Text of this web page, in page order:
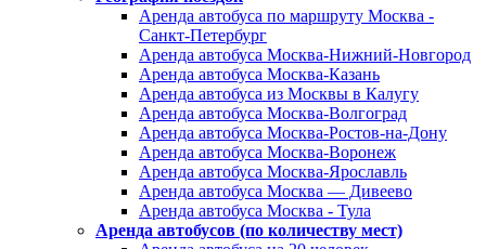
Аренда автобуса по маршруту Москва -
Санкт-Петербург
Аренда автобуса Москва-Нижний-Новгород
Аренда автобуса Москва-Казань
Аренда автобуса из Москвы в Калугу
Аренда автобуса Москва-Волгоград
Аренда автобуса Москва-Ростов-на-Дону
Аренда автобуса Москва-Воронеж
Аренда автобуса Москва-Ярославль
Аренда автобуса Москва — Дивеево
Аренда автобуса Москва - Тула
Аренда автобусов (по количеству мест)